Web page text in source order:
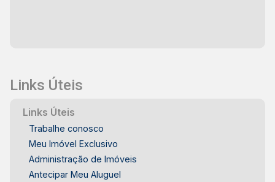
Links Úteis
Links Úteis
Trabalhe conosco
Meu Imóvel Exclusivo
Administração de Imóveis
Antecipar Meu Aluguel